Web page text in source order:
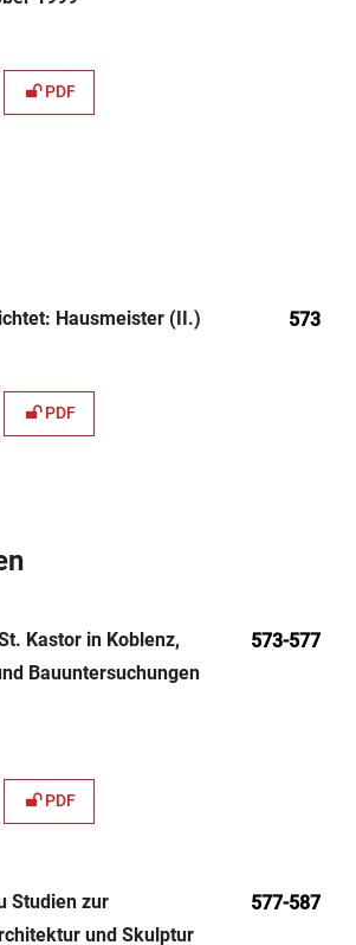
PDF
Hausmeister (II.)
PDF
573
Kastor in Koblenz,
Bauuntersuchungen
PDF
573-577
Studien zur
und Skulptur
577-587